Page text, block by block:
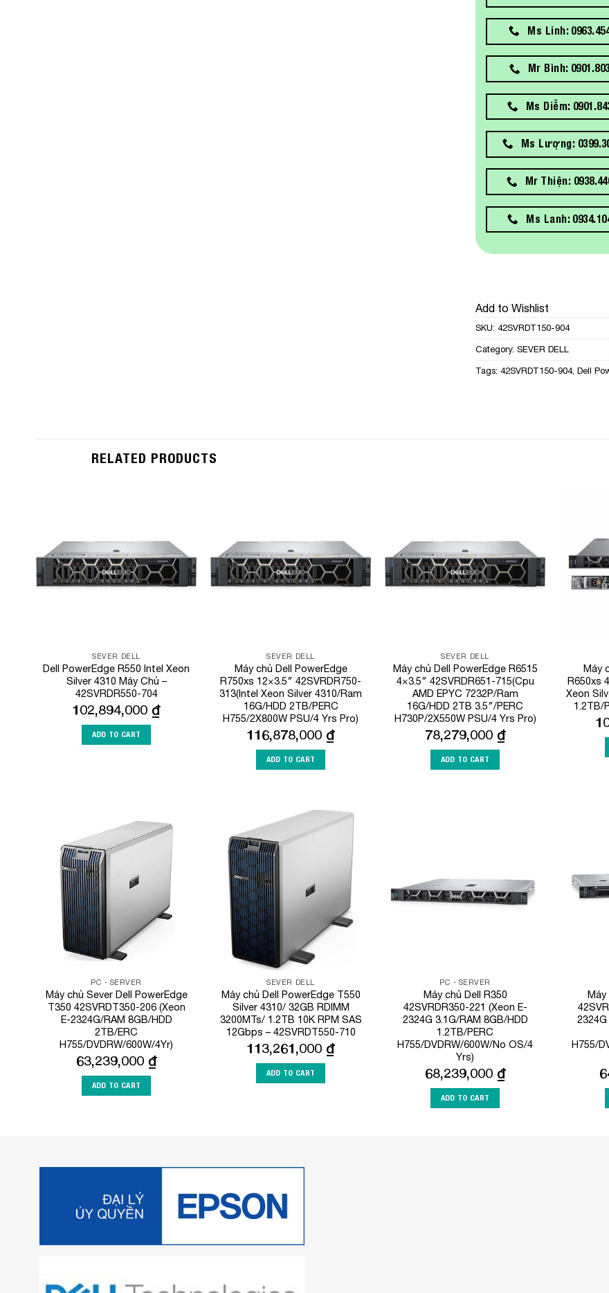
Ms Linh:
Mr Bình:
Ms Diễm:
Ms Lượng:
Mr Thiện:
Ms Lanh:
Add to Wishlist
SKU: 42SVRDT150-904
Category: SEVER DELL
Tags: 42SVRDT150-904, Dell
RELATED PRODUCTS
SEVER DELL
Dell PowerEdge R550 Intel Xeon
Silver 4310 Máy Chủ –
42SVRDR550-704
102,894,000 ₫
ADD TO CART
SEVER DELL
Máy chủ Dell PowerEdge
R750xs 12×3.5″ 42SVRDR750-
313(Intel Xeon Silver 4310/Ram
16G/HDD 2TB/PERC
H755/2X800W PSU/4 Yrs Pro)
116,878,000 ₫
ADD TO CART
SEVER DELL
Máy chủ Dell PowerEdge R6515
4×3.5″ 42SVRDR651-715(Cpu
AMD EPYC 7232P/Ram
16G/HDD 2TB 3.5″/PERC
H730P/2X550W PSU/4 Yrs Pro)
78,279,000 ₫
ADD TO CART
Máy
R650xs
Xeon
1.2TB/
PC - SERVER
Máy chủ Sever Dell PowerEdge
T350 42SVRDT350-206 (Xeon
E-2324G/RAM 8GB/HDD
2TB/ERC
H755/DVDRW/600W/4Yr)
63,239,000 ₫
ADD TO CART
Wishlist
SEVER DELL
Máy chủ Dell PowerEdge T550
Silver 4310/ 32GB RDIMM
3200MTs/ 1.2TB 10K RPM SAS
12Gbps – 42SVRDT550-710
113,261,000 ₫
ADD TO CART
PC - SERVER
Máy chủ Dell R350
42SVRDR350-221 (Xeon E-
2324G 3.1G/RAM 8GB/HDD
1.2TB/PERC
H755/DVDRW/600W/No OS/4
Yrs)
68,239,000 ₫
ADD TO CART
Máy
H755/